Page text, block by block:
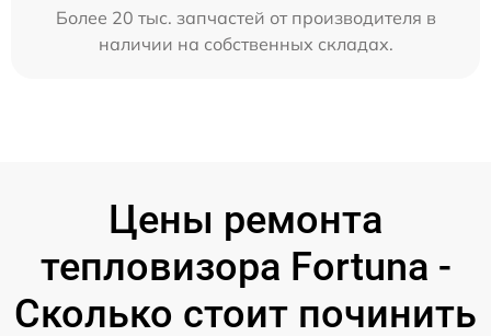
Более 20 тыс. запчастей от производителя в
наличии на собственных складах.
Цены ремонта
тепловизора Fortuna -
Сколько стоит починить